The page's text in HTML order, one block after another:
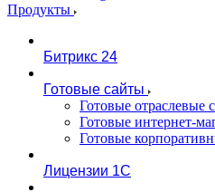
Продукты
Битрикс 24
Готовые сайты
Готовые отраслевые
Готовые интернет-
Готовые
Лицензии 1С